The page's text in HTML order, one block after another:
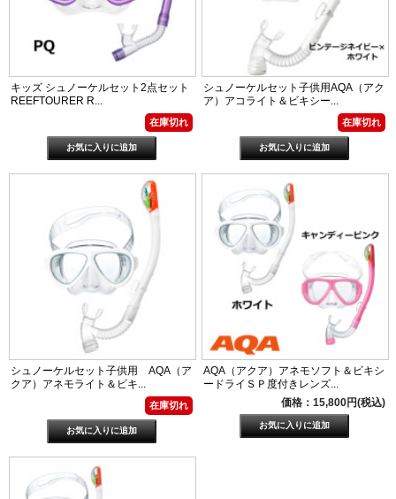
キッズ シュノーケルセット2点セット
REEFTOURER R...
在庫切れ
シュノーケルセット子供用AQA（アク
ア）アコライト＆ビキシー...
在庫切れ
シュノーケルセット子供用 AQA（ア
クア）アネモライト＆ビキ...
在庫切れ
AQA（アクア）アネモソフト＆ビキシ
ードライＳＰ度付きレンズ...
価格：15,800円(税込)